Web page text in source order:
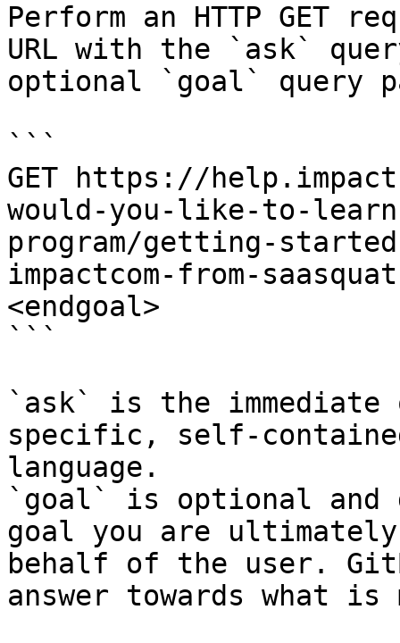
Perform an HTTP GET
URL with the `ask`
optional `goal` query
```
GET https://
would-you-like-to-
program/getting-
impactcom-from-
<endgoal>
```
`ask` is the
specific, self-
language.
`goal` is optional and
goal you are
behalf of the user.
answer towards what